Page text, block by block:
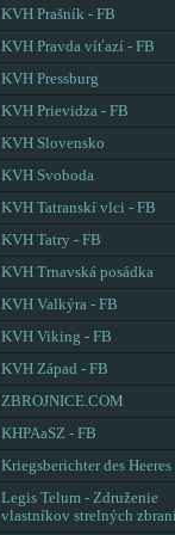
KVH Prašník - FB
KVH Pravda víťazí - FB
KVH Pressburg
KVH Prievidza - FB
KVH Slovensko
KVH Svoboda
KVH Tatranskí vlci - FB
KVH Tatry - FB
KVH Trnavská posádka
KVH Valkýra - FB
KVH Viking - FB
KVH Západ - FB
ZBROJNICE.COM
KHPAaSZ - FB
Kriegsberichter des Heeres
Legis Telum - Združenie
vlastníkov strelných